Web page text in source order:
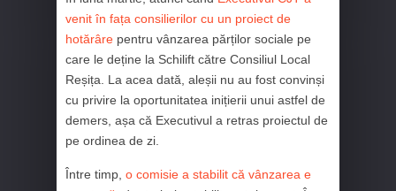
venit în fața consilierilor cu un proiect de
hotărâre pentru vânzarea părților sociale pe
care le deține la Schilift către Consiliul Local
Reșița. La acea dată, aleșii nu au fost convinși
cu privire la oportunitatea inițierii unui astfel de
demers, așa că Executivul a retras proiectul de
pe ordinea de zi.
Între timp, o comisie a stabilit că vânzarea e